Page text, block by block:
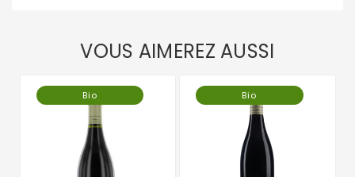
VOUS AIMEREZ AUSSI
Bio Bio